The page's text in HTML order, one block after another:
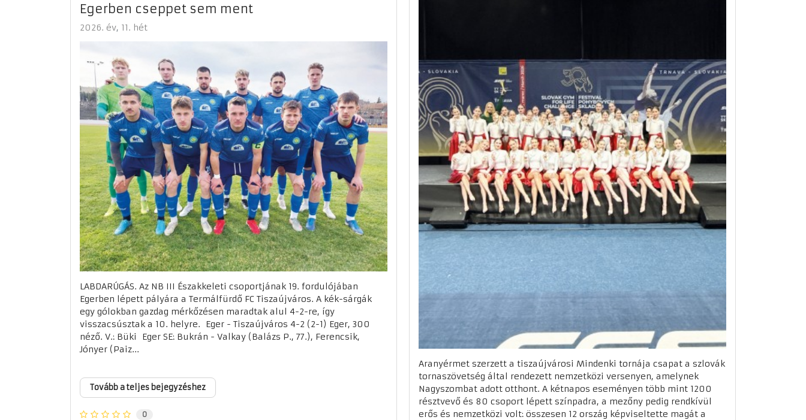
Aranyérmet szerzett a tiszaújvárosi Mindenki tornája csapat a szlovák
tornaszövetség által rendezett nemzetközi versenyen, amelynek
Nagyszombat adott otthont. A kétnapos eseményen több mint 1200
résztvevő és 80 csoport lépett színpadra, a mezőny pedig rendkívül
erős és nemzetközi volt: összesen 12 ország képviseltette magát a
Egerben cseppet sem ment
2026. év 11. hét
LABDARÚGÁS. Az NB III Északkeleti csoportjának 19. fordulójában
Egerben lépett pályára a Termálfürdő FC Tiszaújváros. A kék-sárgák
egy gólokban gazdag mérkőzésen maradtak alul 4-2-re, így
visszacsúsztak a 10. helyre. Eger - Tiszaújváros 4-2 (2-1) Eger, 300
néző. V.: Büki Eger SE: Bukrán - Valkay (Balázs P., 77.), Ferencsik,
Jónyer (Paiz...
Tovább a teljes bejegyzéshez
0